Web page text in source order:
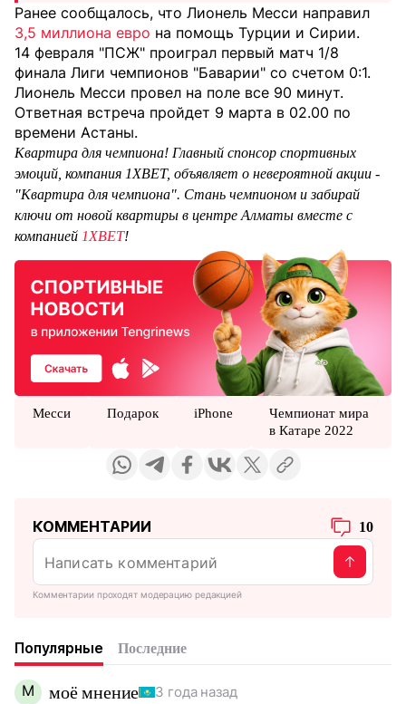
Ранее сообщалось, что Лионель Месси направил
3,5 миллиона евро на помощь Турции и Сирии.
14 февраля "ПСЖ" проиграл первый матч 1/8
финала Лиги чемпионов "Баварии" со счетом 0:1.
Лионель Месси провел на поле все 90 минут.
Ответная встреча пройдет 9 марта в 02.00 по
времени Астаны.
Квартира для чемпиона! Главный спонсор спортивных
эмоций, компания 1XBET, объявляет о невероятной акции -
"Квартира для чемпиона". Стань чемпионом и забирай
ключи от новой квартиры в центре Алматы вместе с
компанией 1XBET!
Месси Подарок iPhone
Чемпионат мира
в Катаре 2022
КОММЕНТАРИИ 10
Комментарии проходят модерацию редакцией
Популярные Последние
М моё мнение 3 года назад